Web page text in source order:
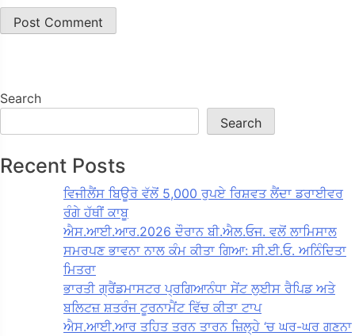
Search
Search
Recent Posts
ਵਿਜੀਲੈਂਸ ਬਿਊਰੋ ਵੱਲੋਂ 5,000 ਰੁਪਏ ਰਿਸ਼ਵਤ ਲੈਂਦਾ ਡਰਾਈਵਰ
ਰੰਗੇ ਹੱਥੀਂ ਕਾਬੂ
ਐਸ.ਆਈ.ਆਰ.2026 ਦੌਰਾਨ ਬੀ.ਐਲ.ਓਜ. ਵਲੋਂ ਲਾਮਿਸਾਲ
ਸਮਰਪਣ ਭਾਵਨਾ ਨਾਲ ਕੰਮ ਕੀਤਾ ਗਿਆ: ਸੀ.ਈ.ਓ. ਅਨਿੰਦਿਤਾ
ਮਿਤਰਾ
ਭਾਰਤੀ ਗ੍ਰੈਂਡਮਾਸਟਰ ਪ੍ਰਗਿਆਨੰਧਾ ਸੇਂਟ ਲੁਈਸ ਰੈਪਿਡ ਅਤੇ
ਬਲਿਟਜ਼ ਸ਼ਤਰੰਜ ਟੂਰਨਾਮੈਂਟ ਵਿੱਚ ਕੀਤਾ ਟਾਪ
ਐਸ.ਆਈ.ਆਰ ਤਹਿਤ ਤਰਨ ਤਾਰਨ ਜ਼ਿਲ੍ਹੇ ‘ਚ ਘਰ-ਘਰ ਗਣਨਾ